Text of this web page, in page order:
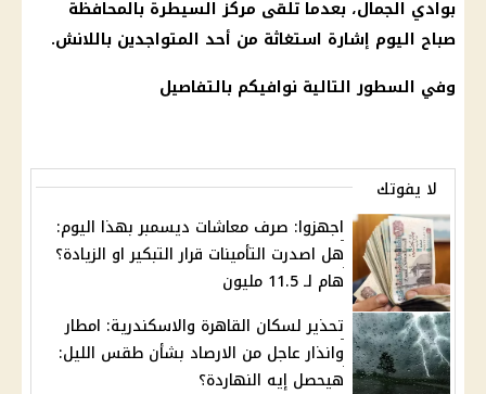
بوادي الجمال، بعدما تلقى مركز السيطرة بالمحافظة
صباح اليوم إشارة استغاثة من أحد المتواجدين باللانش.
وفي السطور التالية نوافيكم بالتفاصيل
لا يفوتك
اجهزوا: صرف معاشات ديسمبر بهذا اليوم:
هل اصدرت التأمينات قرار التبكير او الزيادة؟
هام لـ 11.5 مليون
تحذير لسكان القاهرة والاسكندرية: امطار
وانذار عاجل من الارصاد بشأن طقس الليل:
هيحصل إيه النهاردة؟